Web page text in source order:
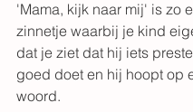
'Mama, kijk naar mij' is zo
zinnetje waarbij je kind
dat je ziet dat hij iets
goed doet en hij hoopt op
woord.